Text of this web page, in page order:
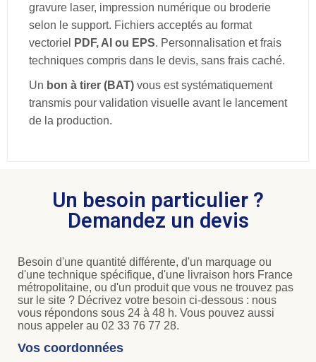
gravure laser, impression numérique ou broderie
selon le support. Fichiers acceptés au format
vectoriel
PDF, AI ou EPS. Personnalisation et frais
techniques compris dans le devis, sans frais caché.
Un bon à tirer (BAT) vous est systématiquement
transmis pour validation visuelle avant le lancement
de la production.
Un besoin particulier ?
Demandez un devis
Besoin d'une quantité différente, d'un marquage ou
d'une technique spécifique, d'une livraison hors France
métropolitaine, ou d'un produit que vous ne trouvez pas
sur le site ? Décrivez votre besoin ci-dessous : nous
vous répondons sous 24 à 48 h. Vous pouvez aussi
nous appeler au 02 33 76 77 28.
Vos coordonnées